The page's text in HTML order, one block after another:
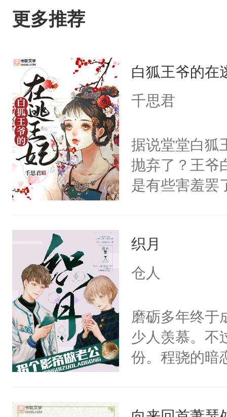
更多推荐
白狐王爷的在
千思君
据说堂堂白狐
抛弃了？王爷
是有些害羞罢
想，需得寸
想往哪里跑呢
的夫人，你倒
手投降，说：
我背后拿开？”
织月
仓人
磨砺多年终于
少人羡慕。不
份。程骁的暗